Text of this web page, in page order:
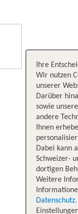
Ihre
Wir nutzen
unserer
Darüber
sowie
andere
Ihnen
Dabei kann
Schweizer-
dortigen
Weitere
Datenschutz.